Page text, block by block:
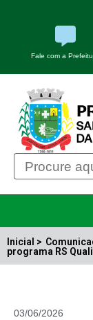
Fale com a
Inicial >
programa RS
03/06/2026